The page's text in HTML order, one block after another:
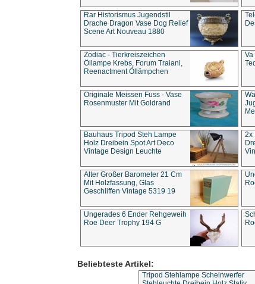
Rar Historismus Jugendstil
Drache Dragon Vase Dog Relief
Scene Art Nouveau 1880
Zodiac - Tierkreiszeichen
Öllampe Krebs, Forum Traiani,
Reenactment Öllämpchen
Va
Originale Meissen Fuss - Vase
Rosenmuster Mit Goldrand
Bauhaus Tripod Steh Lampe
Holz Dreibein Spot Art Deco
Vintage Design Leuchte
2x
Alter Großer Barometer 21 Cm
Mit Holzfassung, Glas
Geschliffen Vintage 5319 19
Ungerades 6 Ender Rehgeweih
Roe Deer Trophy 194 G
Beliebteste Artikel:
Tripod Stehlampe Scheinwerfer